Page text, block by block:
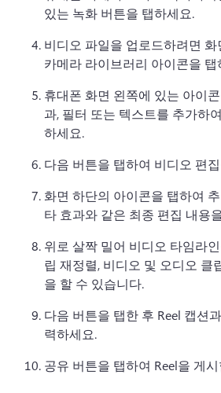
있는 녹화 버튼을 탭하세요.
비디오 파일을 업로드하려면
카메라 라이브러리 아이콘을 탭
휴대폰 화면 왼쪽에 있는 아이
과, 필터 또는 텍스트를 추가하
하세요.
다음 버튼을 탭하여 비디오 편
화면 하단의 아이콘을 탭하여
타 효과와 같은 최종 편집 내용
위로 살짝 밀어 비디오 타임라
립 재정렬, 비디오 및 오디오 클
을 할 수 있습니다.
다음 버튼을 탭한 후 Reel 캡션
력하세요.
공유 버튼을 탭하여 Reel을 게